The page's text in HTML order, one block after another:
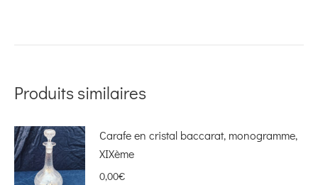
Produits similaires
Carafe en cristal baccarat, monogramme,
XIXème
0,00€